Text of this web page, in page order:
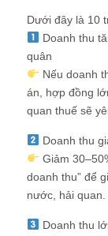
Dưới đây là 10
Doanh thu
quân
Nếu doanh
án, hợp đồng
quan thuế sẽ
Doanh thu
Giảm
doanh thu” để
nước, hải quan.
Doanh thu